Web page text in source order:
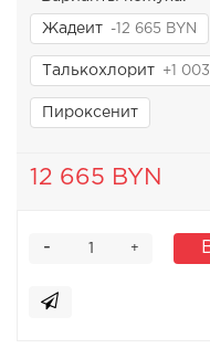
Жадеит -12 665 BYN
Талькохлорит +1
Пироксенит
12 665 BYN
+
-